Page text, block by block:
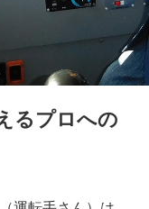
るプロへの